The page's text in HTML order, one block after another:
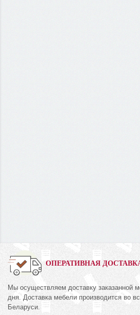
ОПЕРАТИВНАЯ
Мы осуществляем доставку заказанной
дня. Доставка мебели производится во
Беларуси.